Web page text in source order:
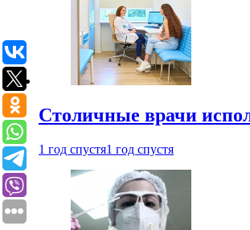
Столичные врачи
1 год спустя1 год спустя